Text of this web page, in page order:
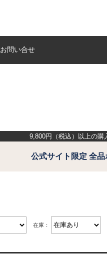
お問い合せ
9,800円（税込）以上の購
公式サイト限定 全
在庫：